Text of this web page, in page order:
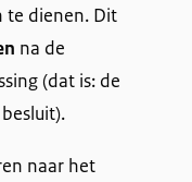
te dienen. Dit
na de
(dat is: de
naar het